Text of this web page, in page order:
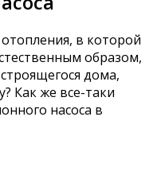
отопления, в которой
образом,
дома,
Как же все-таки
насоса в